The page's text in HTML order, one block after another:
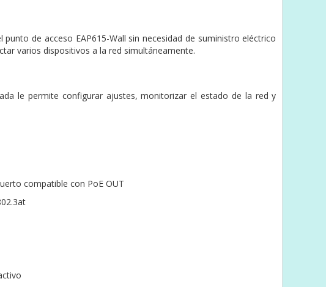
de acceso EAP615-Wall sin necesidad de suministro eléctrico
varios dispositivos a la red simultáneamente.
le permite configurar ajustes, monitorizar el estado de la red y
compatible con PoE OUT